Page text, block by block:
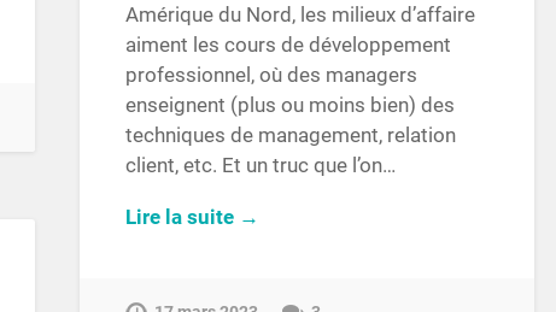
Amérique du Nord, les milieux d’affaire
aiment les cours de développement
professionnel, où des managers
enseignent (plus ou moins bien) des
techniques de management, relation
client, etc. Et un truc que l’on…
Lire la suite →